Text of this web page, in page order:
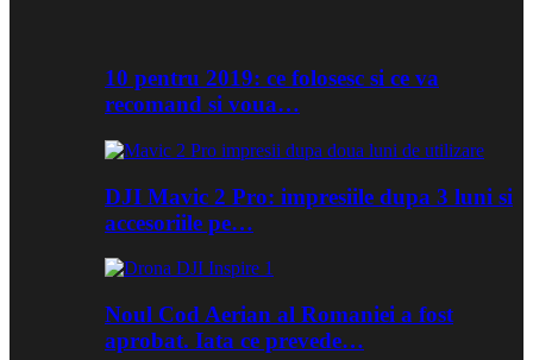
10 pentru 2019: ce folosesc si ce va
recomand si voua…
DJI Mavic 2 Pro: impresiile dupa 3 luni si
accesoriile pe…
Noul Cod Aerian al Romaniei a fost
aprobat. Iata ce prevede…